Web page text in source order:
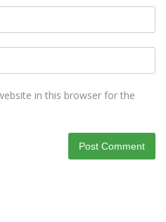
in this browser for the